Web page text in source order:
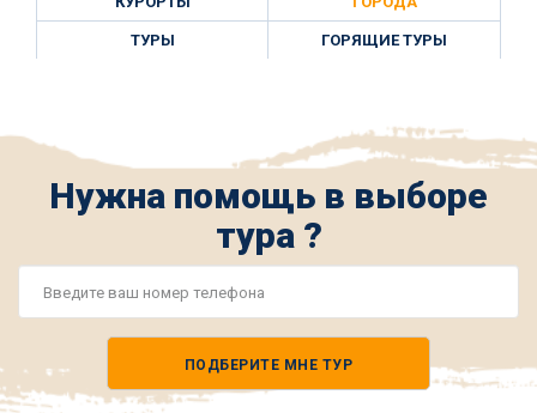
ТУРЫ ГОРЯЩИЕ ТУРЫ
Нужна помощь в выборе
тура ?
ПОДБЕРИТЕ МНЕ ТУР